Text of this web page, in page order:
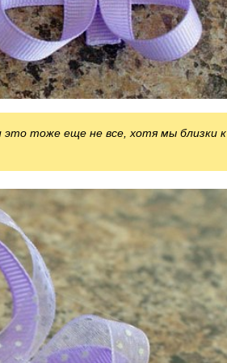
тоже еще не все, хотя мы близки к